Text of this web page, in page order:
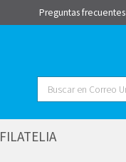
Preguntas frecuentes
Buscar
FILATELIA